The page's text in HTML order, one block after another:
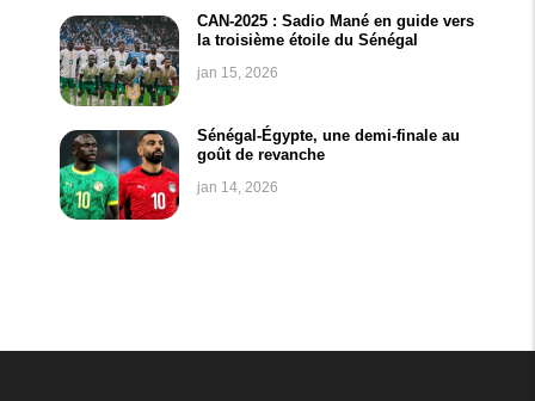
CAN-2025 : Sadio Mané en guide vers
la troisième étoile du Sénégal
jan 15, 2026
Sénégal-Égypte, une demi-finale au
goût de revanche
jan 14, 2026